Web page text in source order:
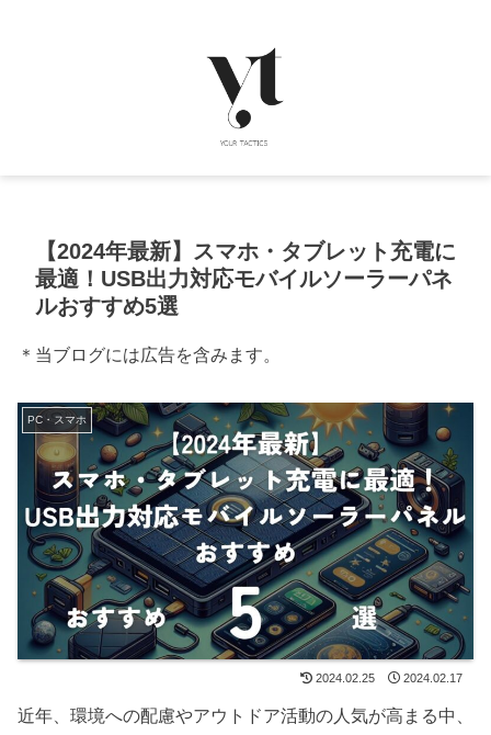
【2024年最新】スマホ・タブレット充電に
最適！USB出力対応モバイルソーラーパネ
ルおすすめ5選
＊当ブログには広告を含みます。
PC・スマホ
2024.02.25 2024.02.17
近年、環境への配慮やアウトドア活動の人気が高まる中、